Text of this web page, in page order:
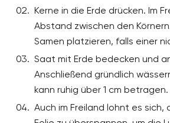
Kerne in die Erde drücken. Im
Abstand zwischen den
Samen platzieren, falls einer
Saat mit Erde bedecken und
Anschließend gründlich
kann ruhig über 1 cm betragen.
Auch im Freiland lohnt es sich,